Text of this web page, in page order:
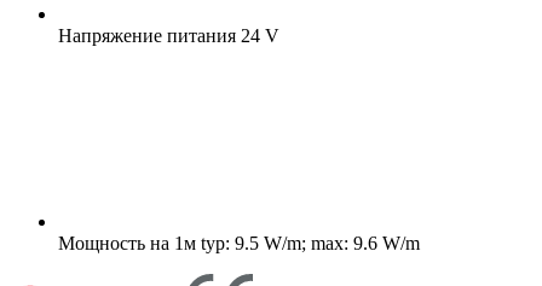
Напряжение питания 24 V
Мощность на 1м typ: 9.5 W/m; max: 9.6 W/m